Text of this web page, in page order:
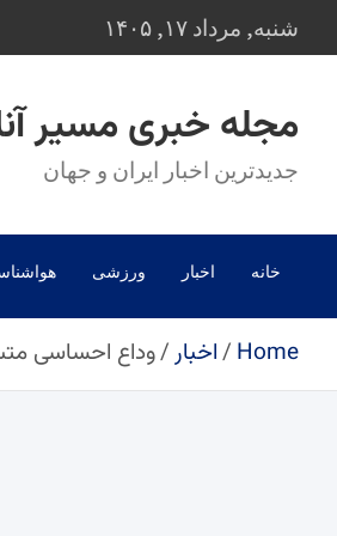
to
شنبه, مرداد ۱۷, ۱۴۰۵
مجله خبری مسیر
جدیدترین اخبار ایران و جهان
خانه اخبار ورزشی
Home اخبار وداع احساسی متس هوملس با